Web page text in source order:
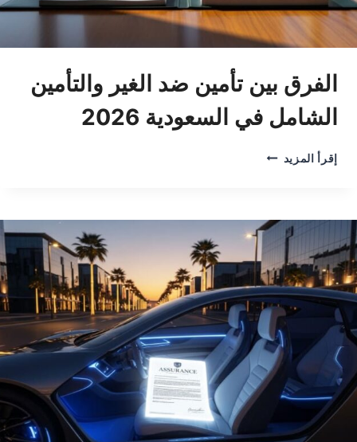
الفرق بين تأمين ضد الغير والتأمين
الشامل في السعودية 2026
إقرأ المزيد الفرق
الغير
والتأمين
الشامل
في
السعودية
2026